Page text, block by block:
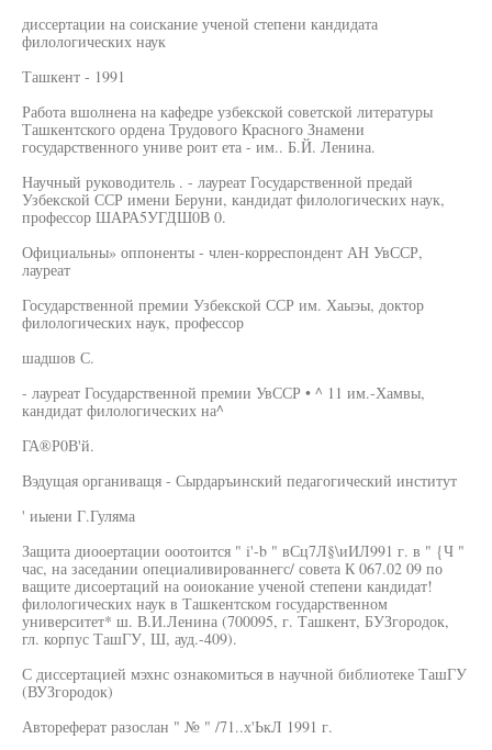
диссертации на соискание ученой степени кандидата
филологических наук
Ташкент - 1991
Работа вшолнена на кафедре узбекской советской литературы
Ташкентского ордена Трудового Красного Знамени
государственного униве роит ета - им.. Б.Й. Ленина.
Научный руководитель . - лауреат Государственной предай
Узбекской ССР имени Беруни, кандидат филологических наук,
профессор ШАРА5УГДШ0В 0.
Официальны» оппоненты - член-корреспондент АН УвССР,
лауреат
Государственной премии Узбекской ССР им. Хаыэы, доктор
филологических наук, профессор
шадшов С.
- лауреат Государственной премии УвССР • ^ 11 им.-Хамвы,
кандидат филологических на^
ГА®Р0В'й.
Вэдущая органиващя - Сырдаръинский педагогический институт
' иыени Г.Гуляма
Защита диооертации ооотоится " i'-b " вСц7Л§\иИЛ991 г. в " {Ч "
час, на заседании опециаливированнегс/ совета К 067.02 09 по
ващите дисоертаций на ооиокание ученой степени кандидат!
филологических наук в Ташкентском государственном
университет* ш. В.И.Ленина (700095, г. Ташкент, БУЗгородок,
гл. корпус ТашГУ, Ш, ауд.-409).
С диссертацией мэхнс ознакомиться в научной библиотеке ТашГУ
(ВУЗгородок)
Автореферат разослан " № " /71..х'ЬкЛ 1991 г.